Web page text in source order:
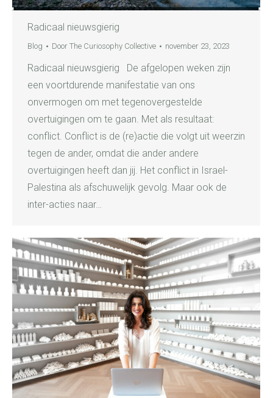
Radicaal nieuwsgierig
Blog Door The Curiosophy Collective november 23, 2023
Radicaal nieuwsgierig De afgelopen weken zijn
een voortdurende manifestatie van ons
onvermogen om met tegenovergestelde
overtuigingen om te gaan. Met als resultaat:
conflict. Conflict is de (re)actie die volgt uit weerzin
tegen de ander, omdat die ander andere
overtuigingen heeft dan jij. Het conflict in Israel-
Palestina als afschuwelijk gevolg. Maar ook de
inter-acties naar…